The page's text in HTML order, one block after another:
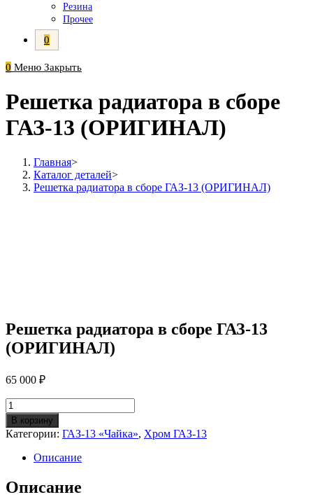
Резина
Прочее
0
0 Меню Закрыть
Решетка радиатора в сборе
ГАЗ-13 (ОРИГИНАЛ)
Главная>
Каталог деталей>
Решетка радиатора в сборе ГАЗ-13 (ОРИГИНАЛ)
Решетка радиатора в сборе ГАЗ-13
(ОРИГИНАЛ)
65 000 ₽
Количество
Решетка
радиатора
в
сборе
ГАЗ-13
(ОРИГИНАЛ)
В корзину
Категории: ГАЗ-13 «Чайка», Хром ГАЗ-13
Описание
Описание